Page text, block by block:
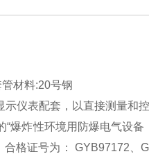
材料:20号钢
仪表配套，以直接测量和
爆炸性环境用防爆电气设
格证号为： GYB97172、